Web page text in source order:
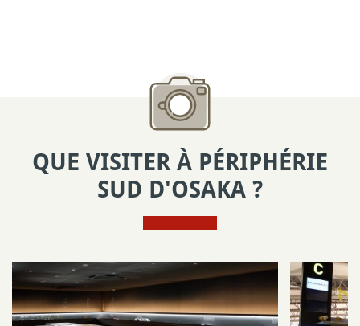
QUE VISITER À PÉRIPHÉRIE
SUD D'OSAKA ?